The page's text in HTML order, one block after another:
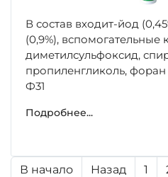
В состав входит-йод
(0,9%),
диметилсульфоксид,
пропиленгликоль, форан
Ф31
Подробнее...
В начало Назад 1